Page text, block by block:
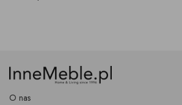
O nas